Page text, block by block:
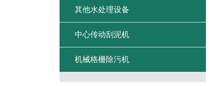
其他水处理设备
中心传动刮泥机
机械格栅除污机